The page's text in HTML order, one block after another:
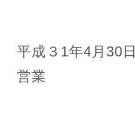
平成３1年4月
営業